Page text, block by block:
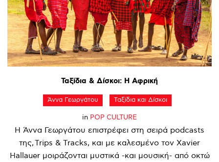
Ταξίδια & Δίσκοι: Η Αφρική
Άννα Γεωργάτου Ταξίδια και Δίσκοι
in POP CULTURE
Η Άννα Γεωργάτου επιστρέφει στη σειρά podcasts
της, Trips & Tracks, και με καλεσμένο τον Xavier
Hallauer μοιράζονται μυστικά -και μουσική- από οκτώ